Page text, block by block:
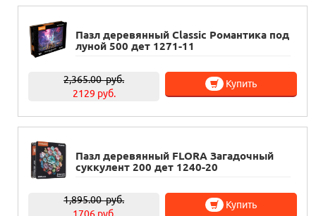
Пазл деревянный Classic Романтика под
луной 500 дет 1271-11
2,365.00руб.
2129 руб.
Купить
Пазл деревянный FLORA Загадочный
суккулент 200 дет 1240-20
1,895.00руб.
Купить